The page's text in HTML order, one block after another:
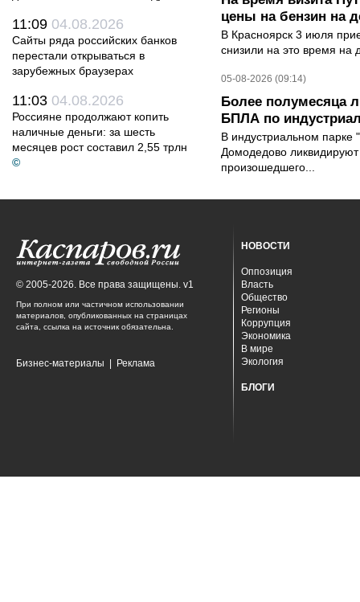
11:09 04.08.2026
Сайты ряда российских банков
перестали открываться в
зарубежных браузерах
11:03 04.08.2026
Россияне продолжают копить
наличные деньги: за шесть
месяцев рост составил 2,55 трлн
©
цены на бензин на
В Красноярск 3 июля
снизили на это время на
05-08-2026 (09:14)
Более полумесяца
БПЛА по
В индустриальном
Домодедово
произошедшего...
© 2005-2026. Все права защищены. v1
При полном или частичном использовании
материалов, опубликованных на страницах
сайта, ссылка на источник обязательна.
Бизнес-материалы Реклама
НОВОСТИ
Оппозиция
Власть
Общество
Регионы
Коррупция
Экономика
В мире
Экология
БЛОГИ